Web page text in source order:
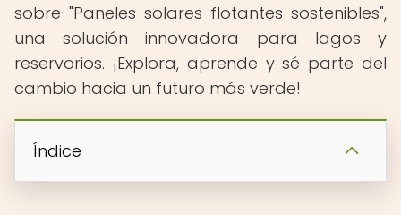
sobre "Paneles solares flotantes sostenibles",
una solución innovadora para lagos y
reservorios. ¡Explora, aprende y sé parte del
cambio hacia un futuro más verde!
Índice